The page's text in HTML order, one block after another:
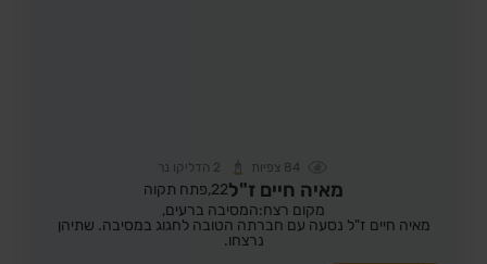
84 צפיות 2 הדליקו נר
מאיה חיים ז"ל22, פתח תקוה
מקום רצח:המסיבה ברעים,
מאיה חיים ז"ל נסעה עם חברתה הטובה לחגוג במסיבה. שתיהן
נרצחו.